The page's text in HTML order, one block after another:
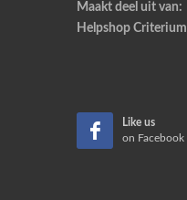
Maakt deel uit van:
Helpshop Criterium
Like us
on Facebook